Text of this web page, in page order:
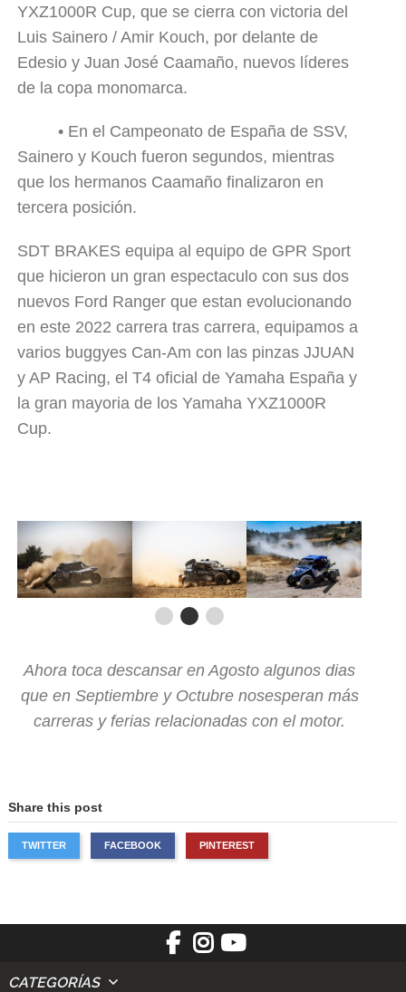
YXZ1000R Cup, que se cierra con victoria del
Luis Sainero / Amir Kouch, por delante de
Edesio y Juan José Caamaño, nuevos líderes
de la copa monomarca.
• En el Campeonato de España de SSV,
Sainero y Kouch fueron segundos, mientras
que los hermanos Caamaño finalizaron en
tercera posición.
SDT BRAKES equipa al equipo de GPR Sport
que hicieron un gran espectaculo con sus dos
nuevos Ford Ranger que estan evolucionando
en este 2022 carrera tras carrera, equipamos a
varios buggyes Can-Am con las pinzas JJUAN
y AP Racing, el T4 oficial de Yamaha España y
la gran mayoria de los Yamaha YXZ1000R
Cup.
Ahora toca descansar en Agosto algunos dias
que en Septiembre y Octubre nosesperan más
carreras y ferias relacionadas con el motor.
Share this post
TWITTER FACEBOOK PINTEREST
CATEGORÍAS